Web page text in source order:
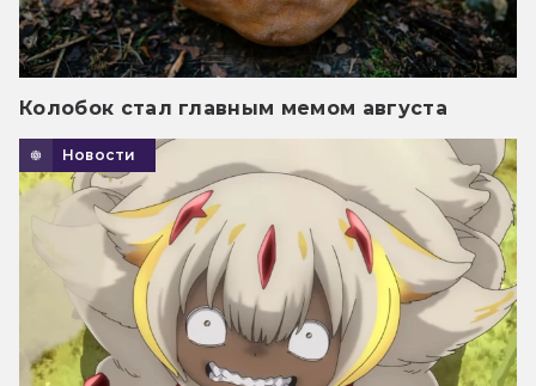
Колобок стал главным мемом августа
Новости